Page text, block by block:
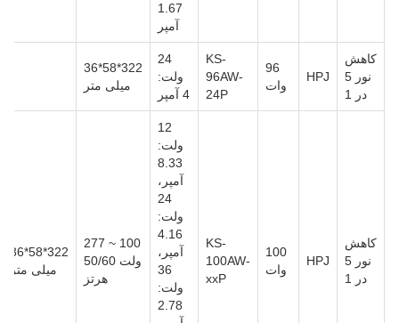
1.67
آمپر
کاهش
نور 5
در 1
HPJ
96
وات
KS-
96AW-
24P
24
ولت:
4 آمپر
322*58*36
میلی متر
کاهش
نور 5
در 1
HPJ
100
وات
KS-
100AW-
xxP
12
ولت:
8.33
آمپر،
24
ولت:
4.16
آمپر،
36
ولت:
2.78
100 ~ 277
ولت 50/60
هرتز
322*58*36
میلی متر